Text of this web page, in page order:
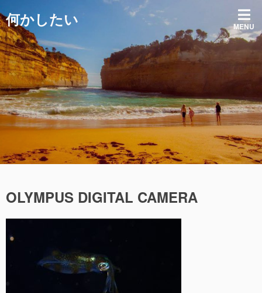
ン
テ
ン
ツ
へ
ス
キ
ッ
プ
何かしたい MENU
OLYMPUS DIGITAL CAMERA